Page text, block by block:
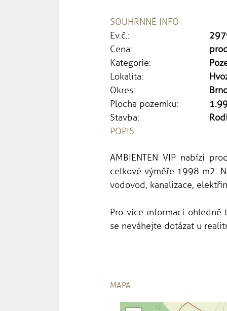
SOUHRNNÉ INFO
Ev.č.:
Cena:
Kategorie:
Lokalita:
Okres:
Plocha pozemku:
Stavba:
POPIS
AMBIENTEN VIP nabízí
celkové výměře 1998 m2.
vodovod, kanalizace,
Pro více informací ohledně
se neváhejte dotázat u
MAPA